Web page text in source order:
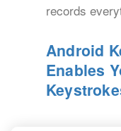
records
Android
Enables